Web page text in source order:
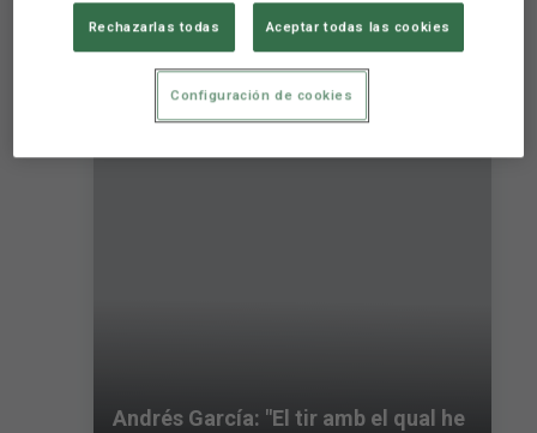
RESUM | Levante UD-SD Huesca
PRIMER EQUIP
Andrés García: "El tir amb el qual he
Rechazarlas todas Aceptar todas las cookies
Configuración de cookies